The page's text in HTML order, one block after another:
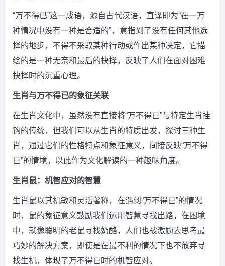
“万不得已”这一成语，源自古代汉语，直译即为“在一万
种情况中没有一种是合适的”，意指到了没有任何其他选
择的地步，不得不采取某种行动或作出某种决定，它描
绘的是一种无奈和最后的抉择，反映了人们在面对困难
抉择时的沉重心理。
生肖与万不得已的象征关联
在生肖文化中，虽然没有直接将“万不得已”与特定生肖挂
钩的传统，但我们可以从生肖的特质出发，探讨三种生
肖，通过它们的性格特点和象征意义，间接反映“万不得
已”的情境，以此作为文化解读的一种趣味角度。
生肖鼠：机智应对的智慧
生肖鼠以其机敏和灵活著称，在遇到“万不得已”的情况
时，鼠的象征意义鼓励我们运用智慧寻找出路，在困境
中，就像聪明的老鼠寻找奶酪，人们也被激励去思考最
巧妙的解决方案，即使是在最不利的情况下也不放弃寻
找生机，体现了万不得已时的机智应对。